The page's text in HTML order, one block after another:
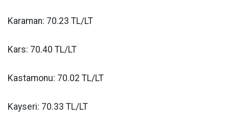
Karaman: 70.23 TL/LT
Kars: 70.40 TL/LT
Kastamonu: 70.02 TL/LT
Kayseri: 70.33 TL/LT